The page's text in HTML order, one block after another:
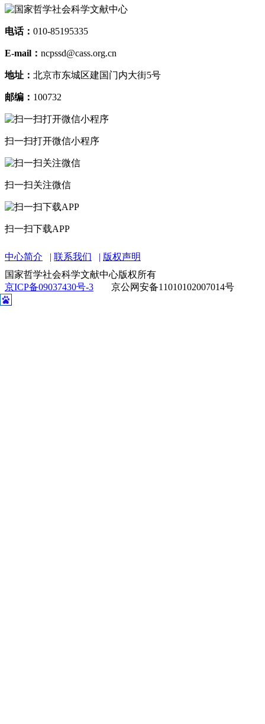
电话： 010-85195335
E-mail： ncpssd@cass.org.cn
地址： 北京市东城区建国门内大街5号
邮编： 100732
扫一扫打开微信小程序
扫一扫关注微信
扫一扫下载APP
中心简介 联系我们
版权声明
国家哲学社会科学文献中心版权所有
京ICP备09037430号-3
京公网安备11010102007014号